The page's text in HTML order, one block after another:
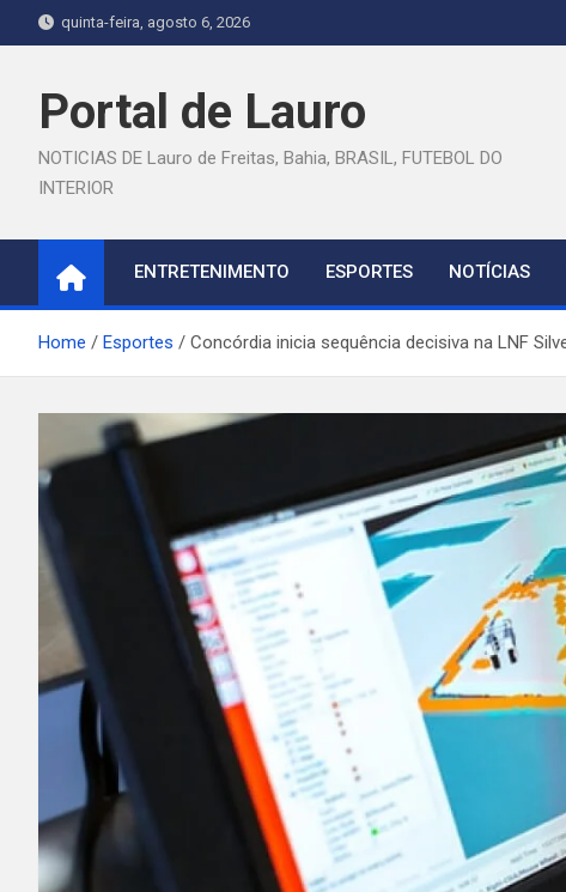
to
quinta-feira, agosto 6, 2026
Portal de Lauro
NOTICIAS DE Lauro de Freitas, Bahia, BRASIL, FUTEBOL DO
INTERIOR
ENTRETENIMENTO ESPORTES NOTÍCIAS
Home Esportes Concórdia inicia sequência decisiva na LNF